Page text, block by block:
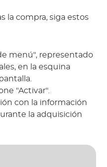
la compra, siga estos
menú", representado
en la esquina
"Activar".
con la información
la adquisición